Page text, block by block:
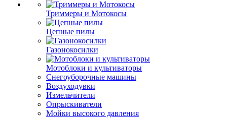
Триммеры и Мотокосы
Цепные пилы
Газонокосилки
Мотоблоки и культиваторы
Снегоуборочные машины
Воздуходувки
Измельчители
Опрыскиватели
Мойки высокого давления